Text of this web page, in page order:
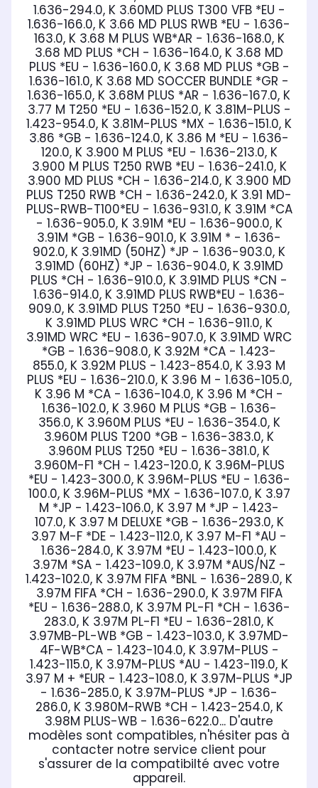
1.636-294.0, K 3.60MD PLUS T300 VFB *EU -
1.636-166.0, K 3.66 MD PLUS RWB *EU - 1.636-
163.0, K 3.68 M PLUS WB*AR - 1.636-168.0, K
3.68 MD PLUS *CH - 1.636-164.0, K 3.68 MD
PLUS *EU - 1.636-160.0, K 3.68 MD PLUS *GB -
1.636-161.0, K 3.68 MD SOCCER BUNDLE *GR -
1.636-165.0, K 3.68M PLUS *AR - 1.636-167.0, K
3.77 M T250 *EU - 1.636-152.0, K 3.81M-PLUS -
1.423-954.0, K 3.81M-PLUS *MX - 1.636-151.0, K
3.86 *GB - 1.636-124.0, K 3.86 M *EU - 1.636-
120.0, K 3.900 M PLUS *EU - 1.636-213.0, K
3.900 M PLUS T250 RWB *EU - 1.636-241.0, K
3.900 MD PLUS *CH - 1.636-214.0, K 3.900 MD
PLUS T250 RWB *CH - 1.636-242.0, K 3.91 MD-
PLUS-RWB-T100*EU - 1.636-931.0, K 3.91M *CA
- 1.636-905.0, K 3.91M *EU - 1.636-900.0, K
3.91M *GB - 1.636-901.0, K 3.91M * - 1.636-
902.0, K 3.91MD (50HZ) *JP - 1.636-903.0, K
3.91MD (60HZ) *JP - 1.636-904.0, K 3.91MD
PLUS *CH - 1.636-910.0, K 3.91MD PLUS *CN -
1.636-914.0, K 3.91MD PLUS RWB*EU - 1.636-
909.0, K 3.91MD PLUS T250 *EU - 1.636-930.0,
K 3.91MD PLUS WRC *CH - 1.636-911.0, K
3.91MD WRC *EU - 1.636-907.0, K 3.91MD WRC
*GB - 1.636-908.0, K 3.92M *CA - 1.423-
855.0, K 3.92M PLUS - 1.423-854.0, K 3.93 M
PLUS *EU - 1.636-210.0, K 3.96 M - 1.636-105.0,
K 3.96 M *CA - 1.636-104.0, K 3.96 M *CH -
1.636-102.0, K 3.960 M PLUS *GB - 1.636-
356.0, K 3.960M PLUS *EU - 1.636-354.0, K
3.960M PLUS T200 *GB - 1.636-383.0, K
3.960M PLUS T250 *EU - 1.636-381.0, K
3.960M-F1 *CH - 1.423-120.0, K 3.96M-PLUS
*EU - 1.423-300.0, K 3.96M-PLUS *EU - 1.636-
100.0, K 3.96M-PLUS *MX - 1.636-107.0, K 3.97
M *JP - 1.423-106.0, K 3.97 M *JP - 1.423-
107.0, K 3.97 M DELUXE *GB - 1.636-293.0, K
3.97 M-F *DE - 1.423-112.0, K 3.97 M-F1 *AU -
1.636-284.0, K 3.97M *EU - 1.423-100.0, K
3.97M *SA - 1.423-109.0, K 3.97M *AUS/NZ -
1.423-102.0, K 3.97M FIFA *BNL - 1.636-289.0, K
3.97M FIFA *CH - 1.636-290.0, K 3.97M FIFA
*EU - 1.636-288.0, K 3.97M PL-F1 *CH - 1.636-
283.0, K 3.97M PL-F1 *EU - 1.636-281.0, K
3.97MB-PL-WB *GB - 1.423-103.0, K 3.97MD-
4F-WB*CA - 1.423-104.0, K 3.97M-PLUS -
1.423-115.0, K 3.97M-PLUS *AU - 1.423-119.0, K
3.97 M + *EUR - 1.423-108.0, K 3.97M-PLUS *JP
- 1.636-285.0, K 3.97M-PLUS *JP - 1.636-
286.0, K 3.980M-RWB *CH - 1.423-254.0, K
3.98M PLUS-WB - 1.636-622.0... D'autre
modèles sont compatibles, n'hésiter pas à
contacter notre service client pour
s'assurer de la compatibilté avec votre
appareil.